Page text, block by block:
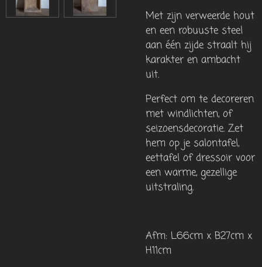
Met zijn verweerde hout
en een robuuste steel
aan één zijde straalt hij
karakter en ambacht
uit.
Perfect om te decoreren
met windlichten, of
seizoensdecoratie. Zet
hem op je salontafel,
eettafel of dressoir voor
een warme, gezellige
uitstraling.
Afm: L66cm x B27cm x
H11cm